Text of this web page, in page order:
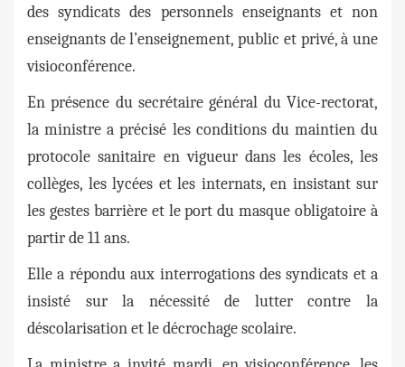
des syndicats des personnels enseignants et non
enseignants de l’enseignement, public et privé, à une
visioconférence.
En présence du secrétaire général du Vice-rectorat,
la ministre a précisé les conditions du maintien du
protocole sanitaire en vigueur dans les écoles, les
collèges, les lycées et les internats, en insistant sur
les gestes barrière et le port du masque obligatoire à
partir de 11 ans.
Elle a répondu aux interrogations des syndicats et a
insisté sur la nécessité de lutter contre la
déscolarisation et le décrochage scolaire.